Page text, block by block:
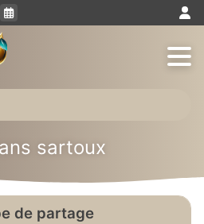
sartoux
de partage